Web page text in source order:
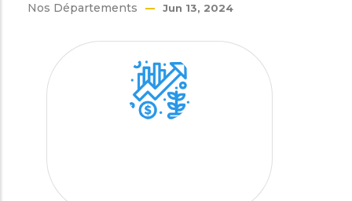
Nos Départements Jun 13, 2024